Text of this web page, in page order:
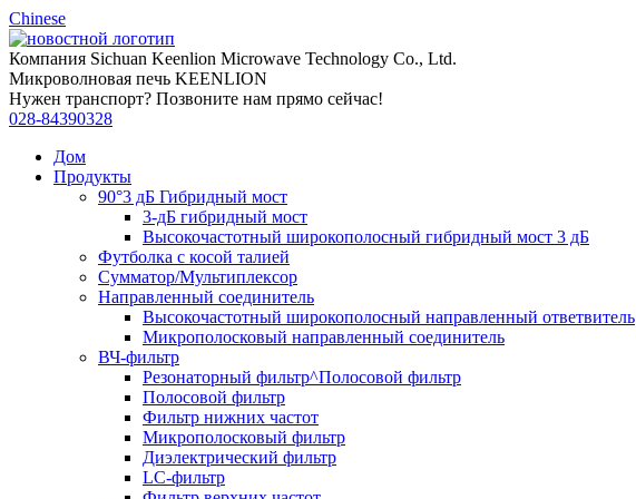
Chinese
Компания Sichuan Keenlion Microwave Technology Co., Ltd.
Микроволновая печь KEENLION
Нужен транспорт? Позвоните нам прямо сейчас!
028-84390328
Дом
Продукты
90°3 дБ Гибридный мост
3-дБ гибридный мост
Высокочастотный широкополосный гибридный мост 3 дБ
Футболка с косой талией
Сумматор/Мультиплексор
Направленный соединитель
Высокочастотный широкополосный направленный ответвитель
Микрополосковый направленный соединитель
ВЧ-фильтр
Резонаторный фильтр^Полосовой фильтр
Полосовой фильтр
Фильтр нижних частот
Микрополосковый фильтр
Диэлектрический фильтр
LC-фильтр